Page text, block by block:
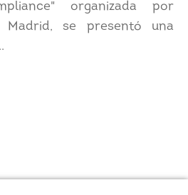
organizada por
Madrid, se presentó una